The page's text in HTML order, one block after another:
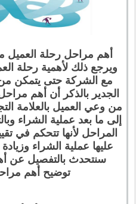
أهم مراحل رحلة العميل
ويرجع ذلك لأهمية رحلة
مع الشركة حتى يتمكن
الجدير بالذكر أن أهم
من وعي العميل بالعلامة
إلى ما بعد عملية الشراء
المراحل لأنها تتحكم في
عليها عملية الشراء
سنتحدث بالتفصيل عن
توضيح أهم